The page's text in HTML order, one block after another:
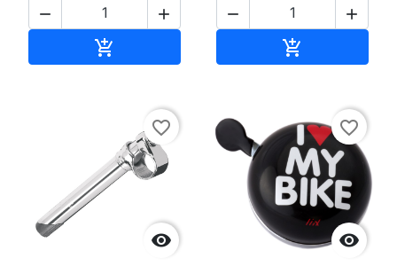
 

 


favorite_border

favorite_border